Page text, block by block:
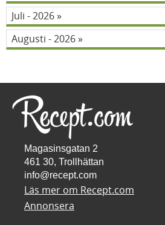
Juli - 2026
Augusti - 2026
Magasinsgatan 2
461 30, Trollhättan
info@recept.com
Läs mer om Recept.com
Annonsera